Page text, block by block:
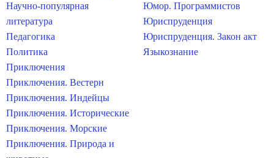
Научно-популярная
литература
Педагогика
Политика
Приключения
Приключения. Вестерн
Приключения. Индейцы
Приключения. Исторические
Приключения. Морские
Приключения. Природа и
Юмор. Программистов
Юриспруденция
Юриспруденция. Закон акт
Языкознание